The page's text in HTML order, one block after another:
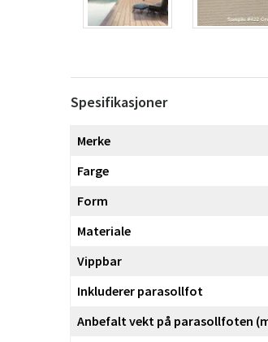
Spesifikasjoner
Merke
Farge
Form
Materiale
Vippbar
Inkluderer parasollfot
Anbefalt vekt på parasollfoten